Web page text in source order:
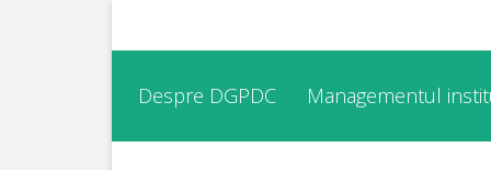
DGPDC
Despre DGPDC Managementul